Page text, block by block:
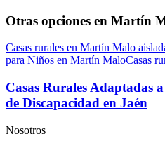
Otras opciones en Martín
Casas rurales en Martín Malo
para Niños en Martín MaloCasas
Casas Rurales Adaptadas
de Discapacidad en Jaén
Nosotros